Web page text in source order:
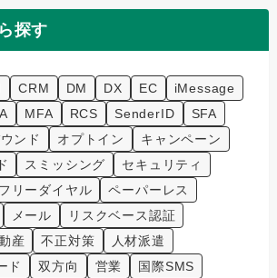
探す
CRM DM DX EC
iMessage
MFA RCS SenderID
SFA
ンド オプトイン
キャンペーン
スミッシング
セキュリティ
フリーダイヤル
ペーパーレス
メール
リスクベース認証
産 不正対策
人材派遣
ド
双方向 営業
国際SMS